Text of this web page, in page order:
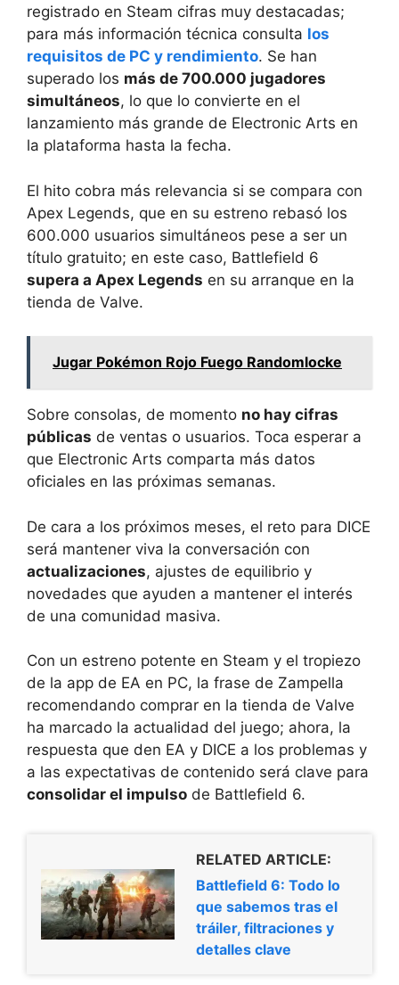
registrado en Steam cifras muy destacadas;
para más información técnica consulta los
requisitos de PC y rendimiento. Se han
superado los más de 700.000 jugadores
simultáneos, lo que lo convierte en el
lanzamiento más grande de Electronic Arts en
la plataforma hasta la fecha.
El hito cobra más relevancia si se compara con
Apex Legends, que en su estreno rebasó los
600.000 usuarios simultáneos pese a ser un
título gratuito; en este caso, Battlefield 6
supera a Apex Legends en su arranque en la
tienda de Valve.
Jugar Pokémon Rojo Fuego Randomlocke
Sobre consolas, de momento no hay cifras
públicas de ventas o usuarios. Toca esperar a
que Electronic Arts comparta más datos
oficiales en las próximas semanas.
De cara a los próximos meses, el reto para DICE
será mantener viva la conversación con
actualizaciones, ajustes de equilibrio y
novedades que ayuden a mantener el interés
de una comunidad masiva.
Con un estreno potente en Steam y el tropiezo
de la app de EA en PC, la frase de Zampella
recomendando comprar en la tienda de Valve
ha marcado la actualidad del juego; ahora, la
respuesta que den EA y DICE a los problemas y
a las expectativas de contenido será clave para
consolidar el impulso de Battlefield 6.
RELATED ARTICLE:
Battlefield 6: Todo lo
que sabemos tras el
tráiler, filtraciones y
detalles clave